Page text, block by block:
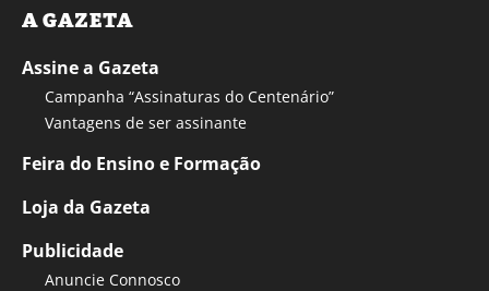
A GAZETA
Assine a Gazeta
Campanha “Assinaturas do Centenário”
Vantagens de ser assinante
Feira do Ensino e Formação
Loja da Gazeta
Publicidade
Anuncie Connosco